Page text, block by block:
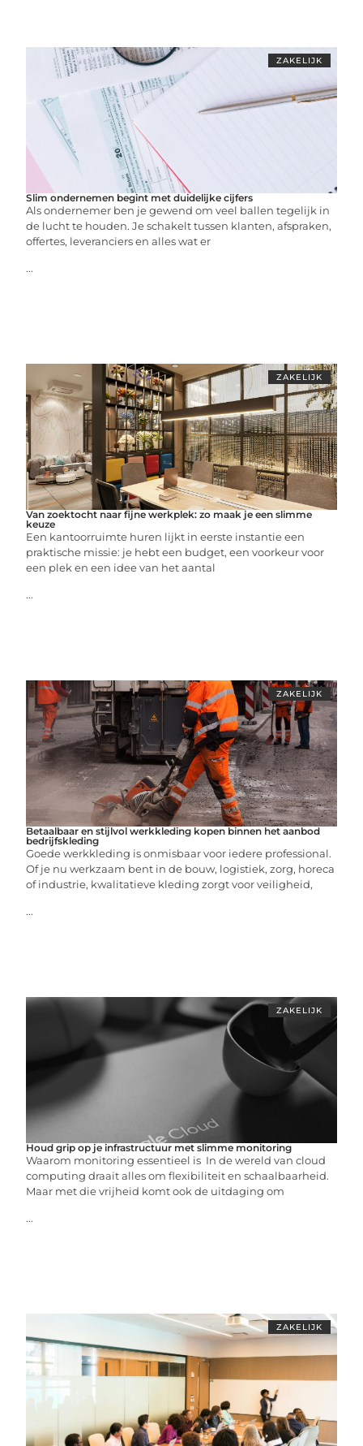
ZAKELIJK
Slim ondernemen begint met duidelijke cijfers
Als ondernemer ben je gewend om veel ballen tegelijk in
de lucht te houden. Je schakelt tussen klanten, afspraken,
offertes, leveranciers en alles wat er
...
ZAKELIJK
Van zoektocht naar fijne werkplek: zo maak je een slimme
keuze
Een kantoorruimte huren lijkt in eerste instantie een
praktische missie: je hebt een budget, een voorkeur voor
een plek en een idee van het aantal
...
ZAKELIJK
Betaalbaar en stijlvol werkkleding kopen binnen het aanbod
bedrijfskleding
Goede werkkleding is onmisbaar voor iedere professional.
Of je nu werkzaam bent in de bouw, logistiek, zorg, horeca
of industrie, kwalitatieve kleding zorgt voor veiligheid,
...
ZAKELIJK
Houd grip op je infrastructuur met slimme monitoring
Waarom monitoring essentieel is In de wereld van cloud
computing draait alles om flexibiliteit en schaalbaarheid.
Maar met die vrijheid komt ook de uitdaging om
...
ZAKELIJK